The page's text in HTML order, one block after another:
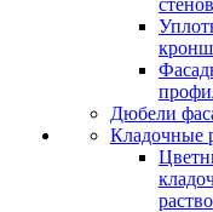
Дюбели
Кладочные